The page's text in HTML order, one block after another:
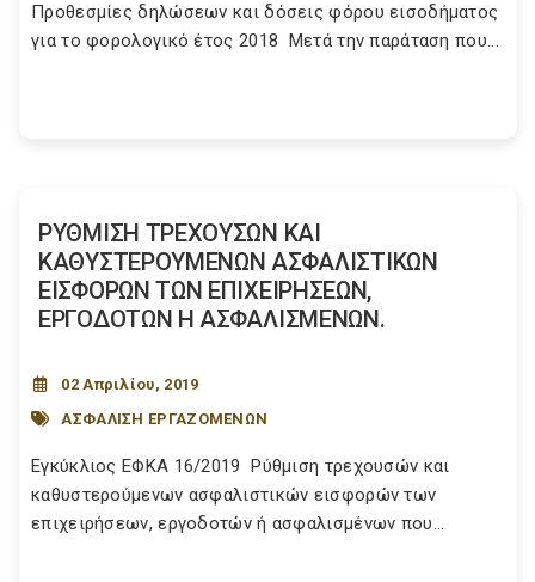
Προθεσμίες δηλώσεων και δόσεις φόρου εισοδήματος
για το φορολογικό έτος 2018 Μετά την παράταση που...
ΡΥΘΜΙΣΗ ΤΡΕΧΟΥΣΩΝ ΚΑΙ
ΚΑΘΥΣΤΕΡΟΥΜΕΝΩΝ ΑΣΦΑΛΙΣΤΙΚΩΝ
ΕΙΣΦΟΡΩΝ ΤΩΝ ΕΠΙΧΕΙΡΗΣΕΩΝ,
ΕΡΓΟΔΟΤΩΝ Η ΑΣΦΑΛΙΣΜΕΝΩΝ.
02 Απριλίου, 2019
ΑΣΦΑΛΙΣΗ ΕΡΓΑΖΟΜΕΝΩΝ
Εγκύκλιος ΕΦΚΑ 16/2019 Ρύθμιση τρεχουσών και
καθυστερούμενων ασφαλιστικών εισφορών των
επιχειρήσεων, εργοδοτών ή ασφαλισμένων που...